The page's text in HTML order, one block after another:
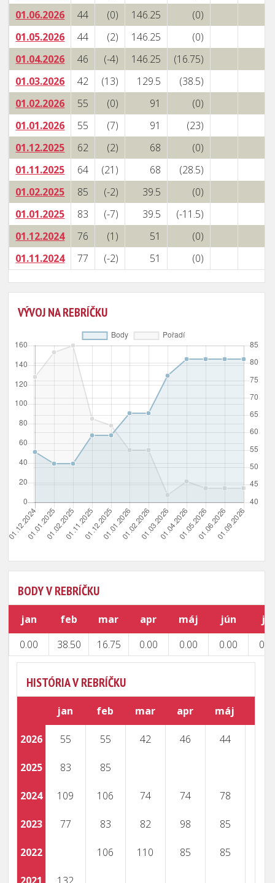
01.06.2026
44 (0) 146.25
(0)
01.05.2026
44 (2) 146.25
(0)
01.04.2026
46 (-4) 146.25
(16.75)
01.03.2026
42 (13) 129.5
(38.5)
01.02.2026
55 (0) 91
(0)
01.01.2026
55 (7) 91
(23)
01.12.2025
62 (2) 68
(0)
01.11.2025
64 (21) 68
(28.5)
01.02.2025
85 (-2) 39.5
(0)
01.01.2025
83 (-7) 39.5
(-11.5)
01.12.2024
76 (1) 51
(0)
01.11.2024
77 (-2) 51 (0)
VÝVOJ NA REBRÍČKU
BODY V REBRÍČKU
jan feb mar apr máj jún
júl
0.00
38.50 16.75 0.00 0.00 0.00
HISTÓRIA V REBRÍČKU
jan feb mar apr máj
2026 55 55 42 46 44
2025 83 85
2024 109 106 74 74 78
2023 77 83 82 98 85
2022 106 110 85 85